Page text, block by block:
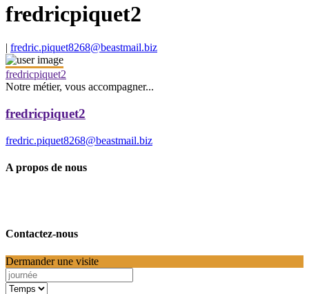
fredricpiquet2
| fredric.piquet8268@beastmail.biz
fredricpiquet2
Notre métier, vous accompagner...
fredricpiquet2
fredric.piquet8268@beastmail.biz
A propos de nous
Contactez-nous
Dermander une visite